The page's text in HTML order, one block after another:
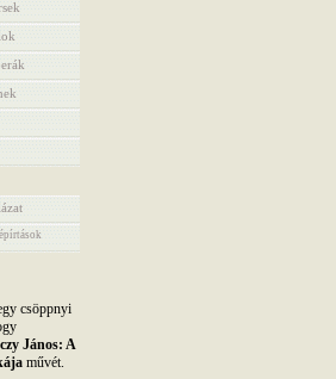
csöppnyi
János: A
művét.